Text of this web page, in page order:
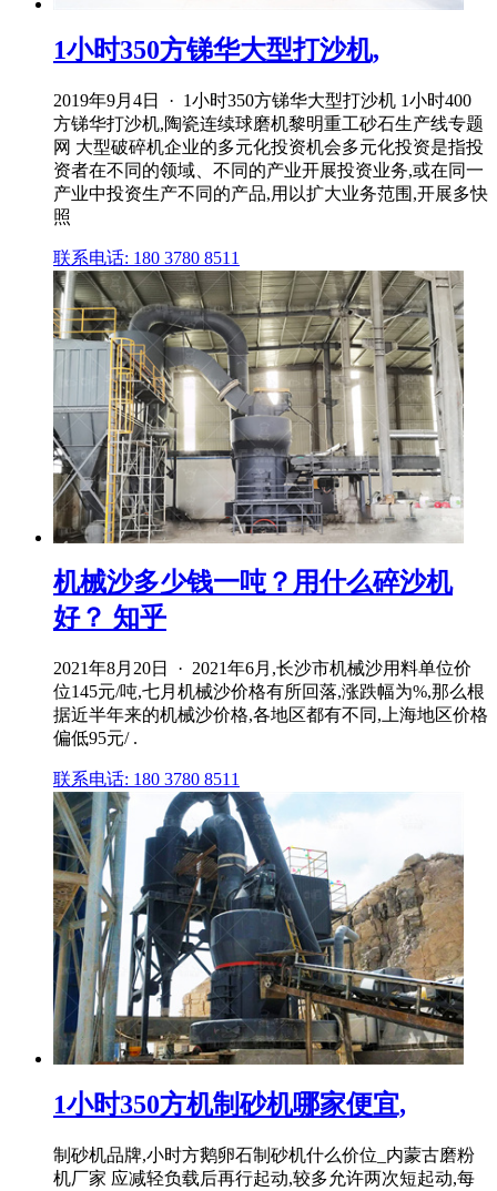
1小时350方锑华大型打沙机,
2019年9月4日 · 1小时350方锑华大型打沙机 1小时400
方锑华打沙机,陶瓷连续球磨机黎明重工砂石生产线专题
网 大型破碎机企业的多元化投资机会多元化投资是指投
资者在不同的领域、不同的产业开展投资业务,或在同一
产业中投资生产不同的产品,用以扩大业务范围,开展多快
照
联系电话: 180 3780 8511
机械沙多少钱一吨？用什么碎沙机
好？ 知乎
2021年8月20日 · 2021年6月,长沙市机械沙用料单位价
位145元/吨,七月机械沙价格有所回落,涨跌幅为%,那么根
据近半年来的机械沙价格,各地区都有不同,上海地区价格
偏低95元/ .
联系电话: 180 3780 8511
1小时350方机制砂机哪家便宜,
制砂机品牌,小时方鹅卵石制砂机什么价位_内蒙古磨粉
机厂家 应减轻负载后再行起动,较多允许两次短起动,每